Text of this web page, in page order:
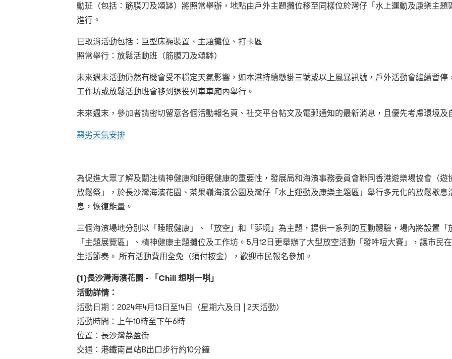
動班（包括：筋膜刀及頌缽）將照常舉辦，地點由戶外主題攤位移至同樣位於灣仔「水上運動及康樂主
進行。
已取消活動包括：巨型床褥裝置、主題攤位、打卡區
照常舉行：放鬆活動班（筋膜刀及頌缽）
未來週末活動仍然有機會受不穩定天氣影響，如本港持續懸掛三號或以上風暴訊號，戶外活動會繼續暫
工作坊或放鬆活動班會移到退役列車車廂內舉行。
未來週末，參加者請密切留意各個活動報名頁、社交平台帖文及電郵通知的最新消息，且優先考慮環境及
惡劣天氣安排
為促進大眾了解及關注精神健康和睡眠健康的重要性，發展局和海濱事務委員會聯同香港遊樂場協會（
放鬆祭」，於長沙灣海濱花園、茶果嶺海濱公園及灣仔「水上運動及康樂主題區」舉行多元化的放鬆歇
息，恢復能量。
三個海濱場地分別以「睡眠健康」、「放空」和「夢境」為主題，提供一系列的互動體驗，場內將設置
「主題展覽區」、精神健康主題攤位及工作坊。5月12日更舉辦了大型放空活動「發吽哣大賽」，讓市民
生活節奏。 所有活動費用全免（須付按金），歡迎市民報名參加。
(1)長沙灣海濱花園 - 「Chill 想唞一唞」
活動詳情：
活動日期：2024年4月13日至14日（星期六及日 | 2天活動）
活動時間：上午10時至下午6時
位置：長沙灣荔盈街
交通：港鐵南昌站B出口步行約10分鐘